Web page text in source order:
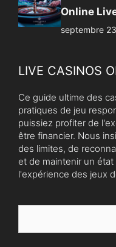
Online
septembre
LIVE CASINOS
Ce guide ultime des
pratiques de jeu
puissiez profiter de
être financier. Nous
des limites, de
et de maintenir un
l'expérience des jeux